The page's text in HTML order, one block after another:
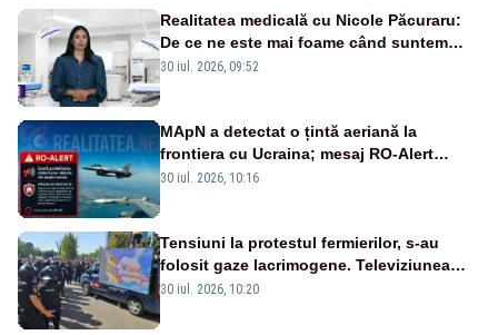
Realitatea medicală cu Nicole Păcuraru:
De ce ne este mai foame când suntem
obosiți?
30 iul. 2026, 09:52
MApN a detectat o țintă aeriană la
frontiera cu Ucraina; mesaj RO-Alert
transmis în județul Tulcea
30 iul. 2026, 10:16
Tensiuni la protestul fermierilor, s-au
folosit gaze lacrimogene. Televiziunea
Poporului face apel la calm – LIVE TEXT
30 iul. 2026, 10:20